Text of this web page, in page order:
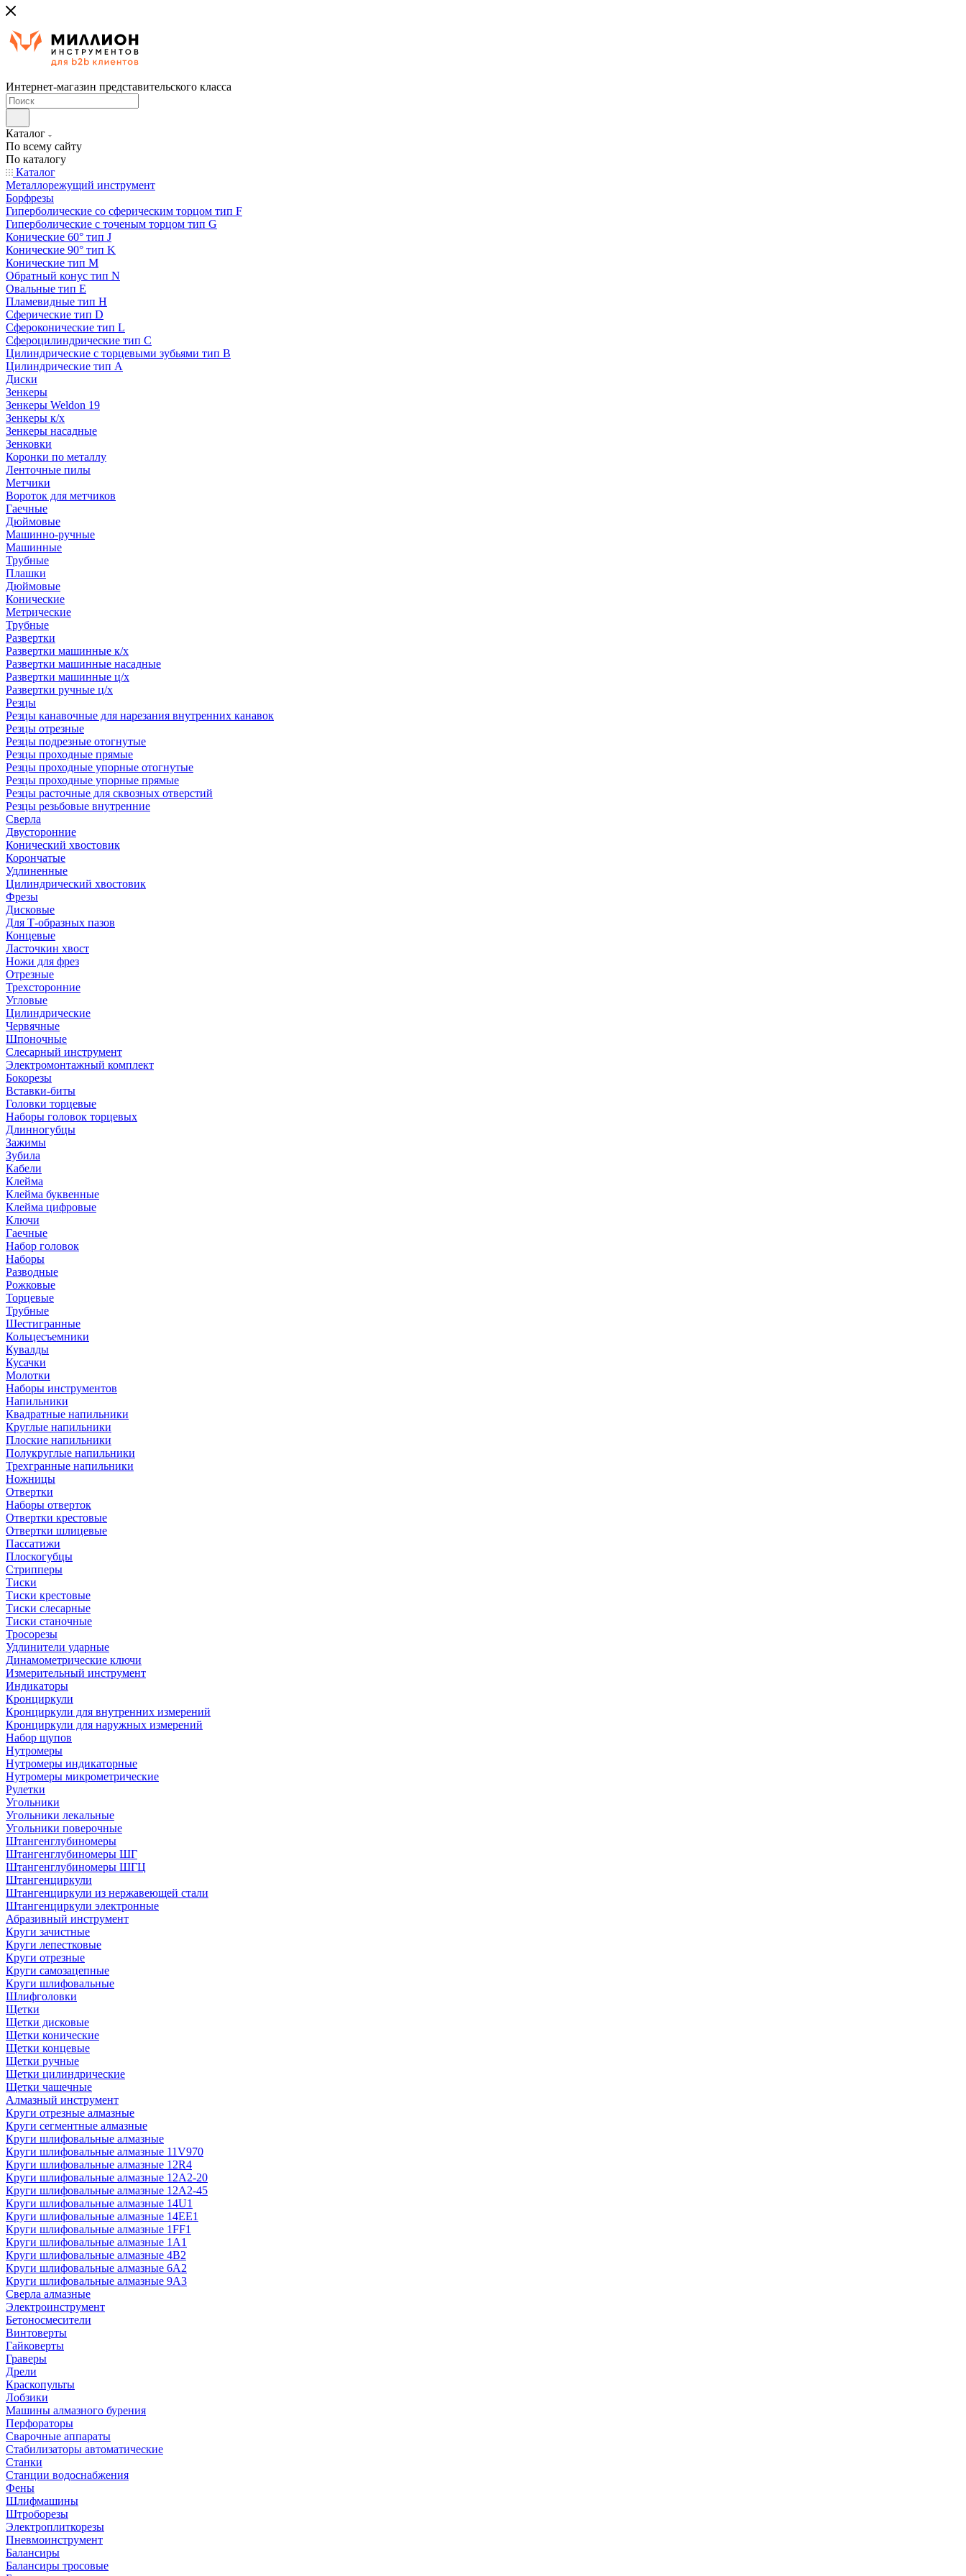
Интернет-магазин представительского класса
Каталог
По всему сайту
По каталогу
Каталог
Металлорежущий инструмент
Борфрезы
Гиперболические cо сферическим торцом тип F
Гиперболические с точеным торцом тип G
Конические 60° тип J
Конические 90° тип K
Конические тип M
Обратный конус тип N
Овальные тип E
Пламевидные тип H
Сферические тип D
Сфероконические тип L
Сфероцилиндрические тип C
Цилиндрические с торцевыми зубьями тип B
Цилиндрические тип А
Диски
Зенкеры
Зенкеры Weldon 19
Зенкеры к/х
Зенкеры насадные
Зенковки
Коронки по металлу
Ленточные пилы
Метчики
Вороток для метчиков
Гаечные
Дюймовые
Машинно-ручные
Машинные
Трубные
Плашки
Дюймовые
Конические
Метрические
Трубные
Развертки
Развертки машинные к/х
Развертки машинные насадные
Развертки машинные ц/х
Развертки ручные ц/х
Резцы
Резцы канавочные для нарезания внутренних канавок
Резцы отрезные
Резцы подрезные отогнутые
Резцы проходные прямые
Резцы проходные упорные отогнутые
Резцы проходные упорные прямые
Резцы расточные для сквозных отверстий
Резцы резьбовые внутренние
Сверла
Двусторонние
Конический хвостовик
Корончатые
Удлиненные
Цилиндрический хвостовик
Фрезы
Дисковые
Для Т-образных пазов
Концевые
Ласточкин хвост
Ножи для фрез
Отрезные
Трехсторонние
Угловые
Цилиндрические
Червячные
Шпоночные
Слесарный инструмент
Электромонтажный комплект
Бокорезы
Вставки-биты
Головки торцевые
Наборы головок торцевых
Длинногубцы
Зажимы
Зубила
Кабели
Клейма
Клейма буквенные
Клейма цифровые
Ключи
Гаечные
Набор головок
Наборы
Разводные
Рожковые
Торцевые
Трубные
Шестигранные
Кольцесъемники
Кувалды
Кусачки
Молотки
Наборы инструментов
Напильники
Квадратные напильники
Круглые напильники
Плоские напильники
Полукруглые напильники
Трехгранные напильники
Ножницы
Отвертки
Наборы отверток
Отвертки крестовые
Отвертки шлицевые
Пассатижи
Плоскогубцы
Стрипперы
Тиски
Тиски крестовые
Тиски слесарные
Тиски станочные
Тросорезы
Удлинители ударные
Динамометрические ключи
Измерительный инструмент
Индикаторы
Кронциркули
Кронциркули для внутренних измерений
Кронциркули для наружных измерений
Набор щупов
Нутромеры
Нутромеры индикаторные
Нутромеры микрометрические
Рулетки
Угольники
Угольники лекальные
Угольники поверочные
Штангенглубиномеры
Штангенглубиномеры ШГ
Штангенглубиномеры ШГЦ
Штангенциркули
Штангенциркули из нержавеющей стали
Штангенциркули электронные
Абразивный инструмент
Круги зачистные
Круги лепестковые
Круги отрезные
Круги самозацепные
Круги шлифовальные
Шлифголовки
Щетки
Щетки дисковые
Щетки конические
Щетки концевые
Щетки ручные
Щетки цилиндрические
Щетки чашечные
Алмазный инструмент
Круги отрезные алмазные
Круги сегментные алмазные
Круги шлифовальные алмазные
Круги шлифовальные алмазные 11V970
Круги шлифовальные алмазные 12R4
Круги шлифовальные алмазные 12А2-20
Круги шлифовальные алмазные 12А2-45
Круги шлифовальные алмазные 14U1
Круги шлифовальные алмазные 14ЕЕ1
Круги шлифовальные алмазные 1FF1
Круги шлифовальные алмазные 1А1
Круги шлифовальные алмазные 4В2
Круги шлифовальные алмазные 6A2
Круги шлифовальные алмазные 9А3
Сверла алмазные
Электроинструмент
Бетоносмесители
Винтоверты
Гайковерты
Граверы
Дрели
Краскопульты
Лобзики
Машины алмазного бурения
Перфораторы
Сварочные аппараты
Стабилизаторы автоматические
Станки
Станции водоснабжения
Фены
Шлифмашины
Штроборезы
Электроплиткорезы
Пневмоинструмент
Балансиры
Балансиры тросовые